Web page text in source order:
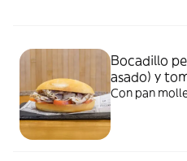
Bocadillo
asado) y
Con pan